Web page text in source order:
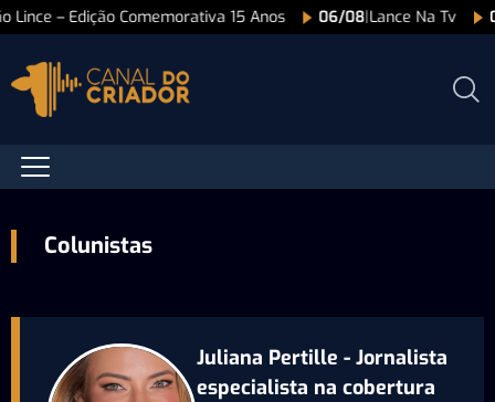
Lince – Edição Comemorativa 15 Anos 06/08|Lance Na Tv
Colunistas
Juliana Pertille - Jornalista
especialista na cobertura